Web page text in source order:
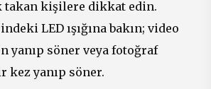
takan kişilere dikkat edin.
LED ışığına bakın; video
yanıp söner veya fotoğraf
yanıp söner.